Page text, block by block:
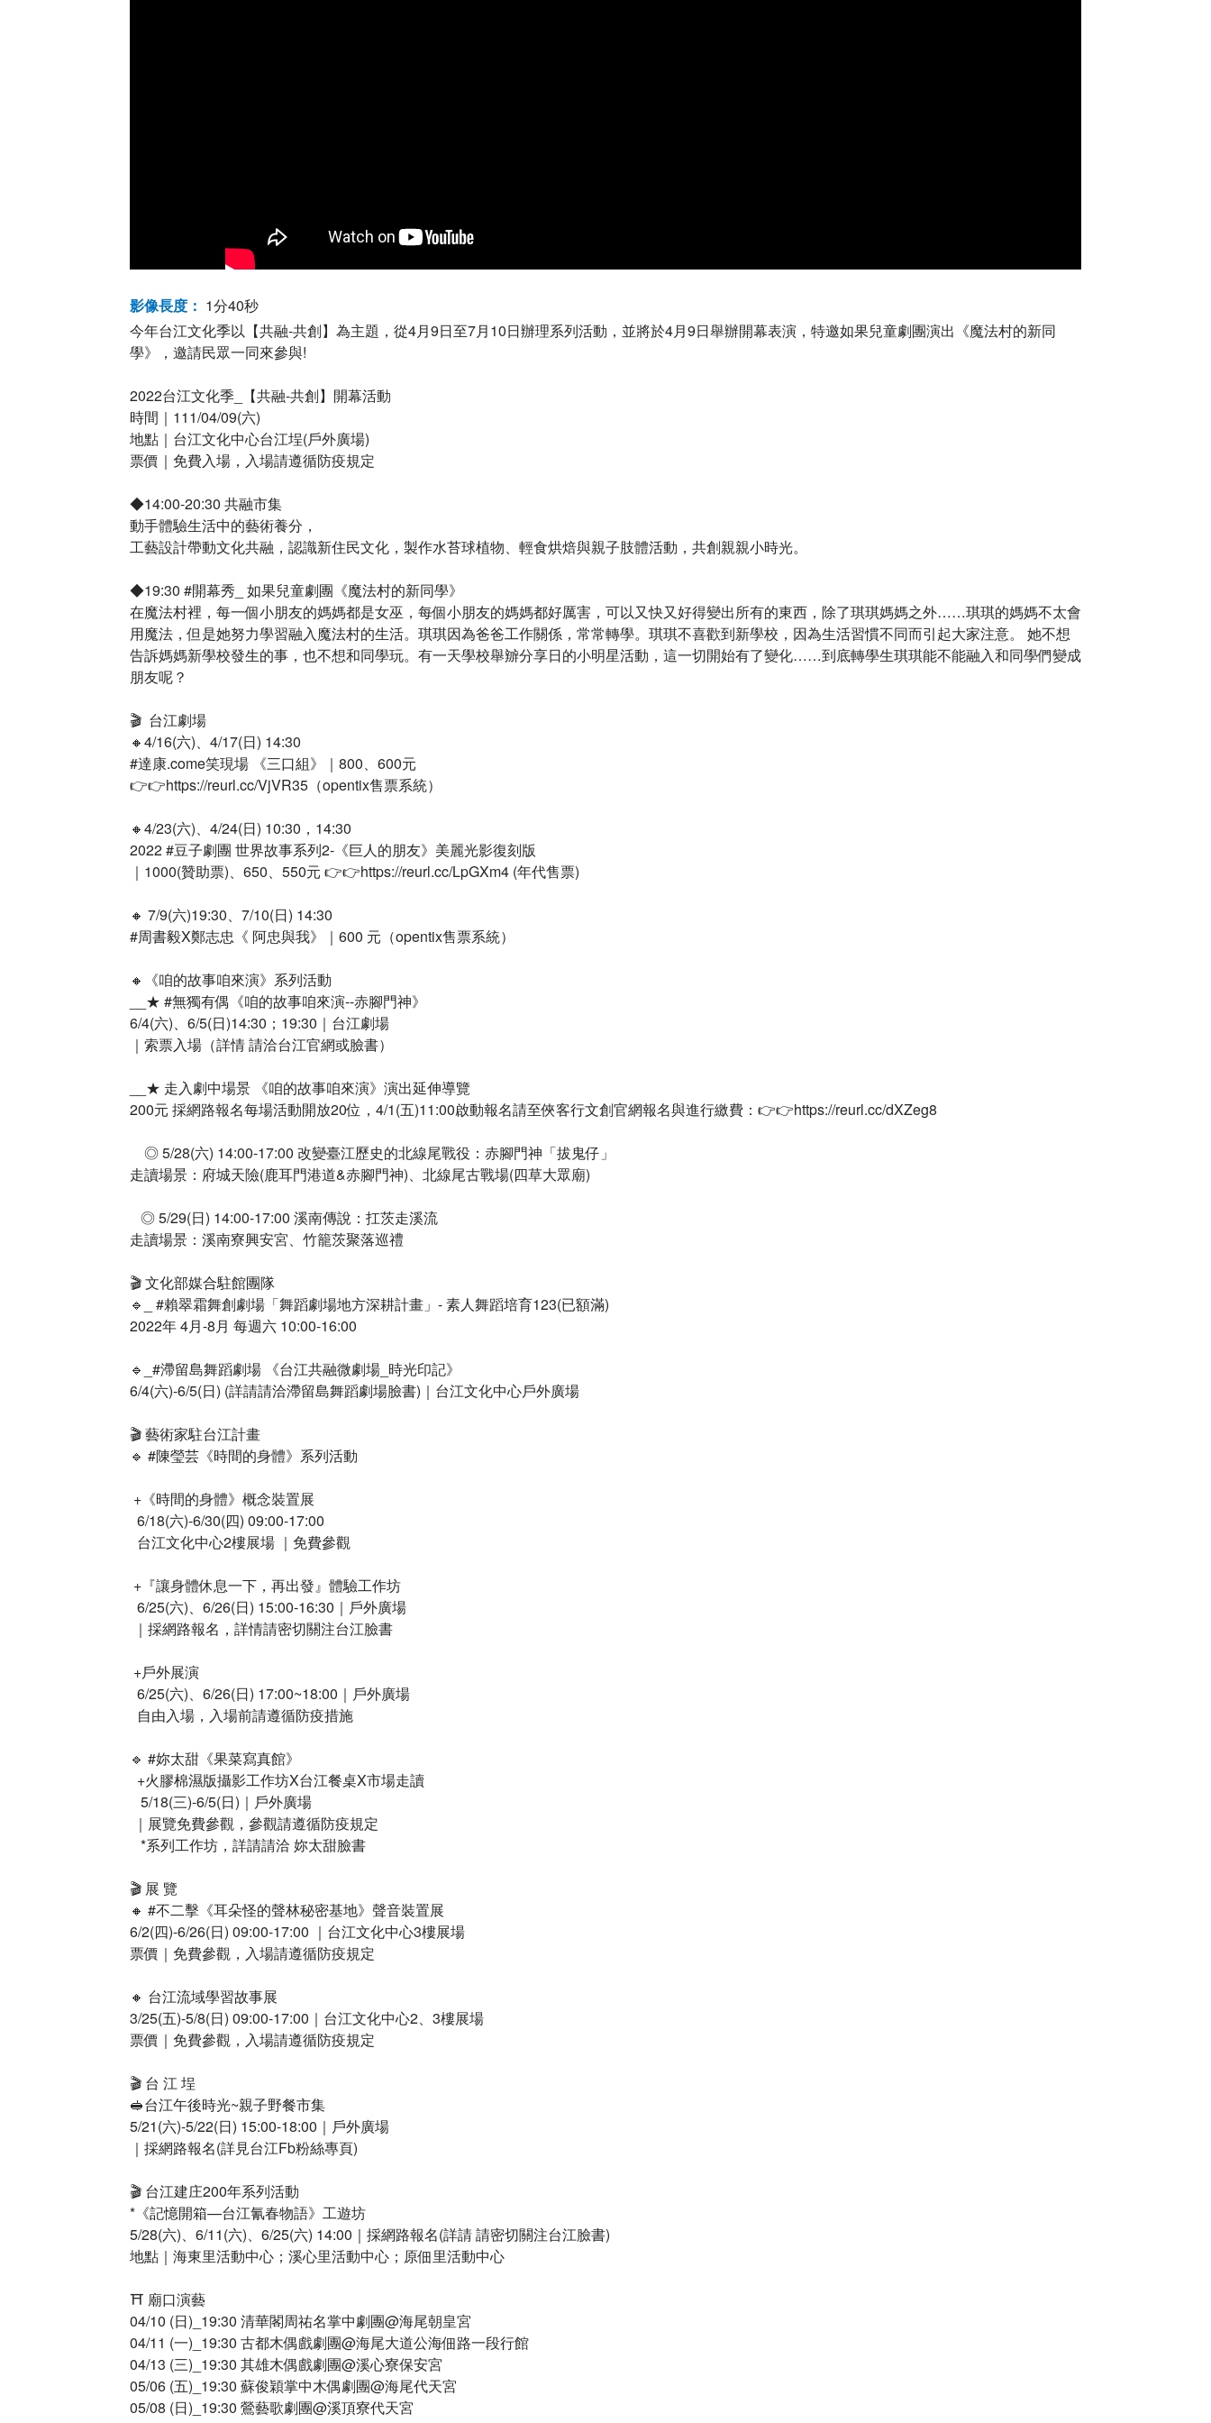
影像長度： 1分40秒
今年台江文化季以【共融-共創】為主題，從4月9日至7月10日辦理系列活動，並將於4月9日舉辦開幕表演，特邀如果兒童劇團演出《魔法村的新同
學》，邀請民眾一同來參與!
2022台江文化季_【共融-共創】開幕活動
時間｜111/04/09(六)
地點｜台江文化中心台江埕(戶外廣場)
票價｜免費入場，入場請遵循防疫規定
◆14:00-20:30 共融市集
動手體驗生活中的藝術養分，
工藝設計帶動文化共融，認識新住民文化，製作水苔球植物、輕食烘焙與親子肢體活動，共創親親小時光。
◆19:30 #開幕秀_ 如果兒童劇團《魔法村的新同學》
在魔法村裡，每一個小朋友的媽媽都是女巫，每個小朋友的媽媽都好厲害，可以又快又好得變出所有的東西，除了琪琪媽媽之外……琪琪的媽媽不太會
用魔法，但是她努力學習融入魔法村的生活。琪琪因為爸爸工作關係，常常轉學。琪琪不喜歡到新學校，因為生活習慣不同而引起大家注意。 她不想
告訴媽媽新學校發生的事，也不想和同學玩。有一天學校舉辧分享日的小明星活動，這一切開始有了變化……到底轉學生琪琪能不能融入和同學們變成
朋友呢？
🎬 ​ 台江劇場​
🔸4/16(六)、4/17(日) 14:30​
#達康.come笑現場 《三口組》​｜800、600元
👉👉https://reurl.cc/VjVR35（opentix售票系統）​
🔸4/23(六)、4/24(日) 10:30，14:30​
2022 #豆子劇團 世界故事系列2-《巨人的朋友》美麗光影復刻版​
｜1000(贊助票)、650、550元 👉👉https://reurl.cc/LpGXm4 (年代售票)​
🔸 7/9(六)19:30、7/10(日) 14:30​
#周書毅X鄭志忠《 阿忠與我》​｜600 元（opentix售票系統）​
🔸《咱的故事咱來演》系列活動​
__★ #無獨有偶《咱的故事咱來演--赤腳門神》​
6/4(六)、6/5(日)14:30；19:30｜台江劇場​
｜索票入場（詳情 請洽台江官網或臉書）​
__★ 走入劇中場景 《咱的故事咱來演》演出延伸導覽​
200元 採網路報名每場活動開放20位，4/1(五)11:00啟動報名請至俠客行文創官網報名與進行繳費：👉👉https://reurl.cc/dXZeg8​
​ ​ ​ ​ ◎ 5/28(六) 14:00-17:00 改變臺江歷史的北線尾戰役：赤腳門神「拔鬼仔」​
走讀場景：府城天險(鹿耳門港道&赤腳門神)、北線尾古戰場(四草大眾廟) ​
​ ​ ​ ◎ 5/29(日) 14:00-17:00 溪南傳說：扛茨走溪流​
走讀場景：溪南寮興安宮、竹籠茨聚落巡禮​
🎬 文化部媒合駐館團隊​
🔹_ #賴翠霜舞創劇場「舞蹈劇場地方深耕計畫」- 素人舞蹈培育123(已額滿)​
2022年 4月-8月 每週六 10:00-16:00​
🔹_#滯留島舞蹈劇場 《台江共融微劇場_時光印記》​
6/4(六)-6/5(日) (詳請請洽滯留島舞蹈劇場臉書)｜台江文化中心戶外廣場​
🎬 藝術家駐台江計畫​
🔹 #陳瑩芸《時間的身體》系列活動​
​ +《時間的身體》概念裝置展​
​ ​ 6/18(六)-6/30(四) 09:00-17:00 ​
​ ​ 台江文化中心2樓展場 ｜免費參觀​
​ +『讓身體休息一下，再出發』體驗工作坊​
​ ​ 6/25(六)、6/26(日) 15:00-16:30｜戶外廣場​
​ ｜採網路報名，詳情請密切關注台江臉書​
​ +戶外展演​
​ ​ 6/25(六)、6/26(日) 17:00~18:00｜戶外廣場​
​ ​ 自由入場，入場前請遵循防疫措施​
🔹 #妳太甜《果菜寫真館》​
​ ​ +火膠棉濕版攝影工作坊X台江餐桌X市場走讀​
​ ​ ​ 5/18(三)-6/5(日)｜戶外廣場​
​ ｜展覽免費參觀，參觀請遵循防疫規定​
​ ​ ​ *系列工作坊，詳請請洽 妳太甜臉書​
🎬 展 覽​
🔸 #不二擊《耳朵怪的聲林秘密基地》聲音裝置展​
6/2(四)-6/26(日) 09:00-17:00 ｜台江文化中心3樓展場​
票價｜免費參觀，入場請遵循防疫規定​
🔸 台江流域學習故事展​
3/25(五)-5/8(日) 09:00-17:00｜台江文化中心2、3樓展場​
票價｜免費參觀，入場請遵循防疫規定​
🎬 台 江 埕​
🥪台江午後時光~親子野餐市集​
5/21(六)-5/22(日) 15:00-18:00｜戶外廣場​
｜採網路報名(詳見台江Fb粉絲專頁)​
🎬 台江建庄200年系列活動​
*《記憶開箱—台江氰春物語》工遊坊​
5/28(六)、6/11(六)、6/25(六) 14:00｜採網路報名(詳請 請密切關注台江臉書)​
地點｜海東里活動中心；溪心里活動中心；原佃里活動中心​
⛩ 廟口演藝​
04/10 (日)_19:30 清華閣周祐名掌中劇團​@海尾朝皇宮
04/11 (一)_19:30 古都木偶戲劇團​@海尾大道公海佃路一段行館
04/13 (三)_19:30 其雄木偶戲劇團@​溪心寮保安宮
05/06 (五)_19:30 蘇俊穎掌中木偶劇團@​海尾代天宮
05/08 (日)_19:30 鶯藝歌劇團@​溪頂寮代天宮